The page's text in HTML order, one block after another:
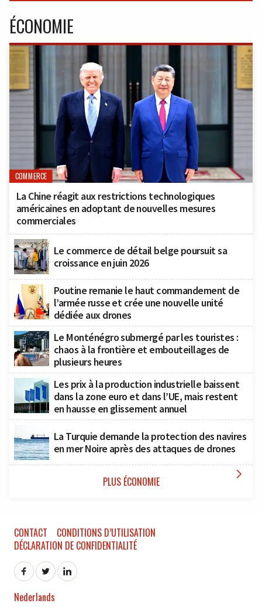
ÉCONOMIE
COMMERCE
La Chine réagit aux restrictions technologiques
américaines en adoptant de nouvelles mesures
commerciales
Le commerce de détail belge poursuit sa
croissance en juin 2026
Poutine remanie le haut commandement de
l’armée russe et crée une nouvelle unité
dédiée aux drones
Le Monténégro submergé par les touristes :
chaos à la frontière et embouteillages de
plusieurs heures
Les prix à la production industrielle baissent
dans la zone euro et dans l’UE, mais restent
en hausse en glissement annuel
La Turquie demande la protection des navires
en mer Noire après des attaques de drones
PLUS ÉCONOMIE 
CONTACT
CONDITIONS D’UTILISATION
DÉCLARATION DE CONFIDENTIALITÉ
Nederlands